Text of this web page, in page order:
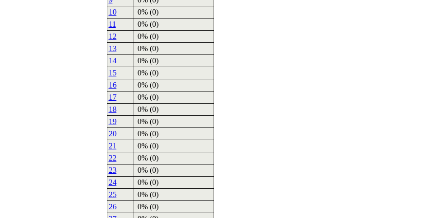
10
0% (0)
11
0% (0)
12
0% (0)
13
0% (0)
14
0% (0)
15
0% (0)
16
0% (0)
17
0% (0)
18
0% (0)
19
0% (0)
20
0% (0)
21
0% (0)
22
0% (0)
23
0% (0)
24
0% (0)
25
0% (0)
26
0% (0)